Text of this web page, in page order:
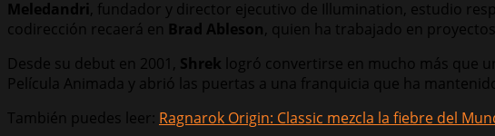
Meledandri, fundador y director ejecutivo de Illumination, estudio
codirección recaerá en Brad Ableson, quien ha trabajado en
Desde su debut en 2001, Shrek logró convertirse en mucho más que
Película Animada y abrió las puertas a una franquicia que ha
También puedes leer: Ragnarok Origin: Classic mezcla la fiebre del